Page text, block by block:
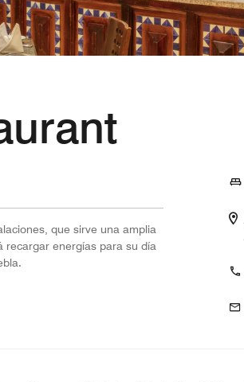
que sirve una amplia
recargar energías para su día